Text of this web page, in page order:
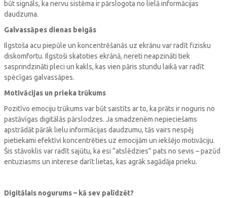
būt signāls, ka nervu sistēma ir pārslogota no lielā informācijas
daudzuma.
Galvassāpes dienas beigās
Ilgstoša acu piepūle un koncentrēšanās uz ekrānu var radīt fizisku
diskomfortu. Ilgstoši skatoties ekrānā, nereti neapzināti tiek
sasprindzināti pleci un kakls, kas vien pāris stundu laikā var radīt
spēcīgas galvassāpes.
Motivācijas un prieka trūkums
Pozitīvo emociju trūkums var būt saistīts ar to, ka prāts ir noguris no
pastāvīgas digitālās pārslodzes. Ja smadzenēm nepieciešams
apstrādāt pārāk lielu informācijas daudzumu, tās vairs nespēj
pietiekami efektīvi koncentrēties uz emocijām un iekšējo motivāciju.
Šis stāvoklis var radīt sajūtu, ka esi “atslēdzies” pats no sevis – pazūd
entuziasms un interese darīt lietas, kas agrāk sagādāja prieku.
Digitālais nogurums – kā sev palīdzēt?